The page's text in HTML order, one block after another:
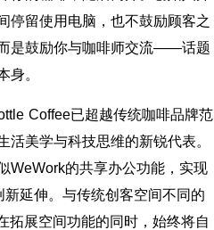
停留使用电脑，也不鼓励顾客之
是鼓励你与咖啡师交流——话题
身。
Coffee已超越传统咖啡品牌范
活美学与科技思维的新锐代表。
WeWork的共享办公功能，实现
新延伸。与传统创客空间不同的
拓展空间功能的同时，始终将自